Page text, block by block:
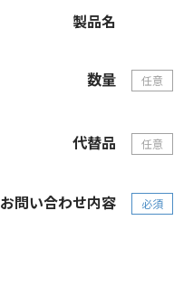
製品名
数量 任意
代替品 任意
お問い合わせ内容 必須